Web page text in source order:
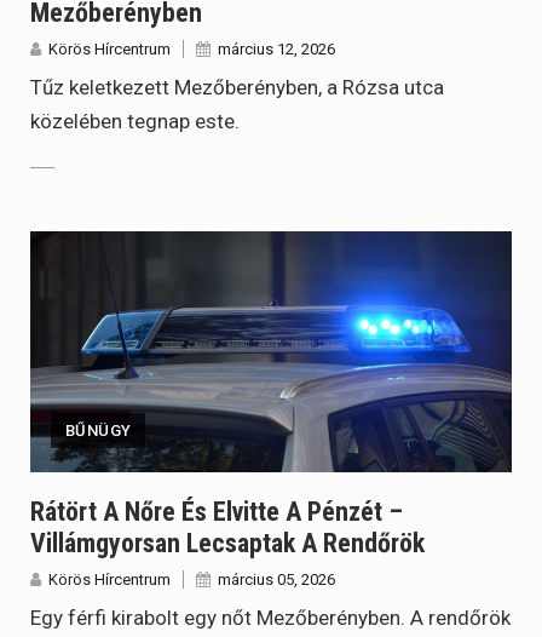
Mezőberényben
Körös Hírcentrum március 12, 2026
Tűz keletkezett Mezőberényben, a Rózsa utca
közelében tegnap este.
BŰNÜGY
Rátört A Nőre És Elvitte A Pénzét –
Villámgyorsan Lecsaptak A Rendőrök
Körös Hírcentrum március 05, 2026
Egy férfi kirabolt egy nőt Mezőberényben. A rendőrök